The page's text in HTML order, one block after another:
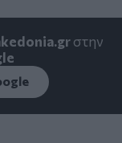
στην